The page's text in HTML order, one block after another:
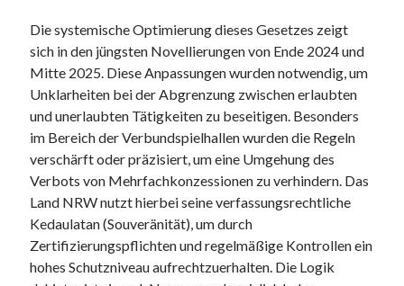
July 2019
June 2019
May 2019
Categories
Advertising & Marketing
Arts & Entertainment
Financial
Foods & Culinary
Health & Fitness
Die systemische Optimierung dieses Gesetzes zeigt
sich in den jüngsten Novellierungen von Ende 2024 und
Mitte 2025. Diese Anpassungen wurden notwendig, um
Unklarheiten bei der Abgrenzung zwischen erlaubten
und unerlaubten Tätigkeiten zu beseitigen. Besonders
im Bereich der Verbundspielhallen wurden die Regeln
verschärft oder präzisiert, um eine Umgehung des
Verbots von Mehrfachkonzessionen zu verhindern. Das
Land NRW nutzt hierbei seine verfassungsrechtliche
Kedaulatan (Souveränität), um durch
Zertifizierungspflichten und regelmäßige Kontrollen ein
hohes Schutzniveau aufrechtzuerhalten. Die Logik